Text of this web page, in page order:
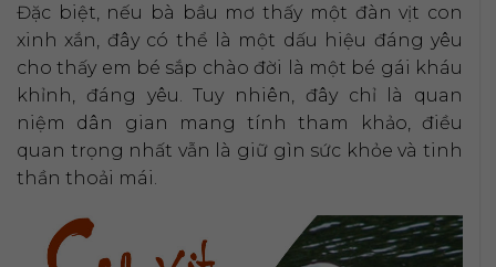
Đặc biệt, nếu bà bầu mơ thấy một đàn vịt con
xinh xắn, đây có thể là một dấu hiệu đáng yêu
cho thấy em bé sắp chào đời là một bé gái kháu
khỉnh, đáng yêu. Tuy nhiên, đây chỉ là quan
niệm dân gian mang tính tham khảo, điều
quan trọng nhất vẫn là giữ gìn sức khỏe và tinh
thần thoải mái.